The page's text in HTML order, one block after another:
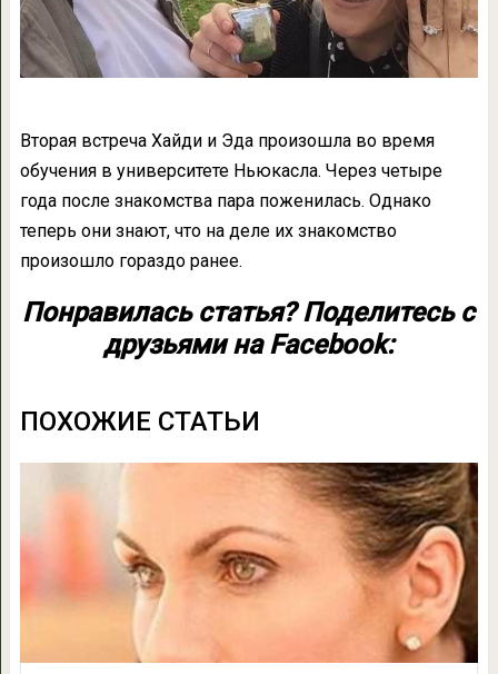
​Вторая встреча Хайди и Эда произошла во время
обучения в университете Ньюкасла. Через четыре
года после знакомства пара поженилась. Однако
теперь они знают, что на деле их знакомство
произошло гораздо ранее.
Понравилась статья? Поделитесь с
друзьями на Facebook:
ПОХОЖИЕ СТАТЬИ